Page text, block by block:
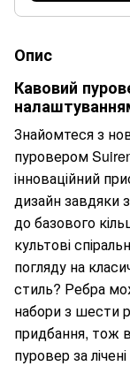
Опис
Кавовий
Знайомтеся з
пуровером
інноваційний
дизайн завдяки
до базового
культові
погляду на
стиль? Ребра
набори з шести
придбання, тож
пуровер за